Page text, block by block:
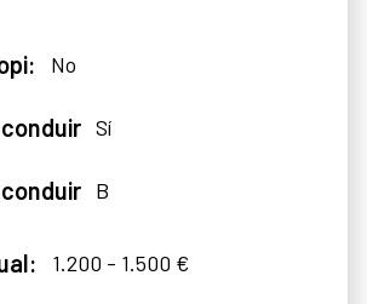
No
Sí
B
1.200 - 1.500 €